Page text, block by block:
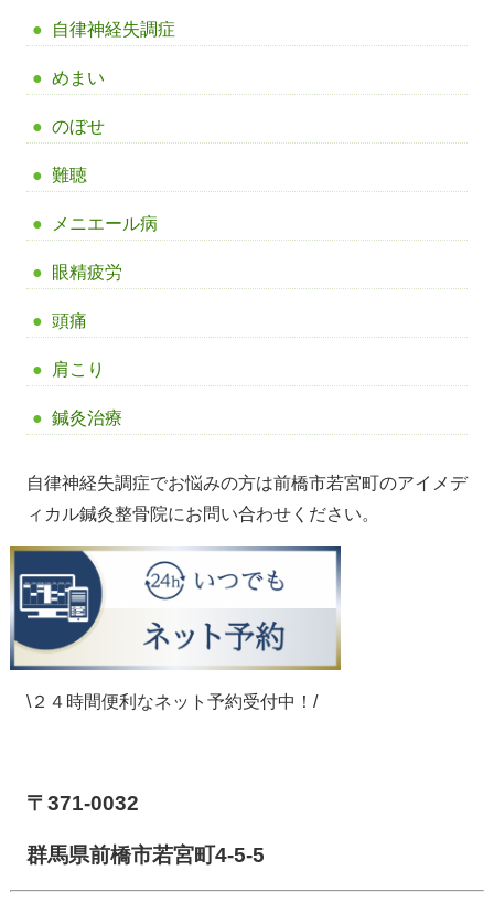
自律神経失調症
めまい
のぼせ
難聴
メニエール病
眼精疲労
頭痛
肩こり
鍼灸治療
自律神経失調症でお悩みの方は前橋市若宮町のアイメデ
ィカル鍼灸整骨院にお問い合わせください。
\２４時間便利なネット予約受付中！/
〒371-0032
群馬県前橋市若宮町4-5-5